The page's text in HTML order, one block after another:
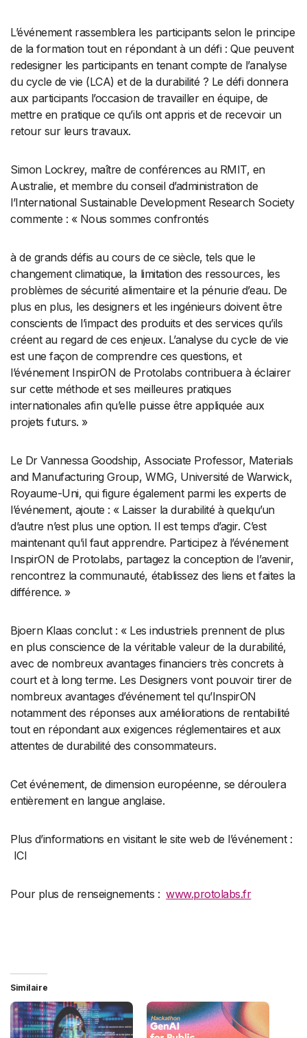
L’événement rassemblera les participants selon le principe
de la formation tout en répondant à un défi : Que peuvent
redesigner les participants en tenant compte de l’analyse
du cycle de vie (LCA) et de la durabilité ? Le défi donnera
aux participants l’occasion de travailler en équipe, de
mettre en pratique ce qu’ils ont appris et de recevoir un
retour sur leurs travaux.
Simon Lockrey, maître de conférences au RMIT, en
Australie, et membre du conseil d’administration de
l’International Sustainable Development Research Society
commente : « Nous sommes confrontés
à de grands défis au cours de ce siècle, tels que le
changement climatique, la limitation des ressources, les
problèmes de sécurité alimentaire et la pénurie d’eau. De
plus en plus, les designers et les ingénieurs doivent être
conscients de l’impact des produits et des services qu’ils
créent au regard de ces enjeux. L’analyse du cycle de vie
est une façon de comprendre ces questions, et
l’événement InspirON de Protolabs contribuera à éclairer
sur cette méthode et ses meilleures pratiques
internationales afin qu’elle puisse être appliquée aux
projets futurs. »
Le Dr Vannessa Goodship, Associate Professor, Materials
and Manufacturing Group, WMG, Université de Warwick,
Royaume-Uni, qui figure également parmi les experts de
l’événement, ajoute : « Laisser la durabilité à quelqu’un
d’autre n’est plus une option. Il est temps d’agir. C’est
maintenant qu’il faut apprendre. Participez à l’événement
InspirON de Protolabs, partagez la conception de l’avenir,
rencontrez la communauté, établissez des liens et faites la
différence. »
Bjoern Klaas conclut : « Les industriels prennent de plus
en plus conscience de la véritable valeur de la durabilité,
avec de nombreux avantages financiers très concrets à
court et à long terme. Les Designers vont pouvoir tirer de
nombreux avantages d’événement tel qu’InspirON
notamment des réponses aux améliorations de rentabilité
tout en répondant aux exigences réglementaires et aux
attentes de durabilité des consommateurs.
Cet événement, de dimension européenne, se déroulera
entièrement en langue anglaise.
Plus d’informations en visitant le site web de l’événement :
ICI
Pour plus de renseignements :www.protolabs.fr
Similaire